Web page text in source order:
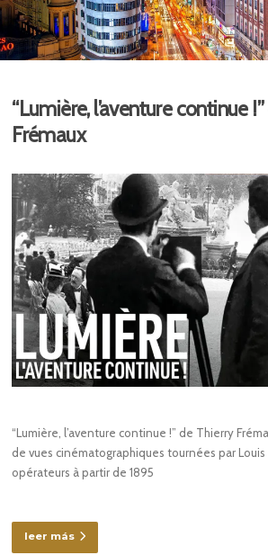
“Lumière, l’aventure continue
Frémaux
“Lumière, l’aventure continue !” de Thierry
de vues cinématographiques tournées par Louis
opérateurs à partir de 1895
leer más